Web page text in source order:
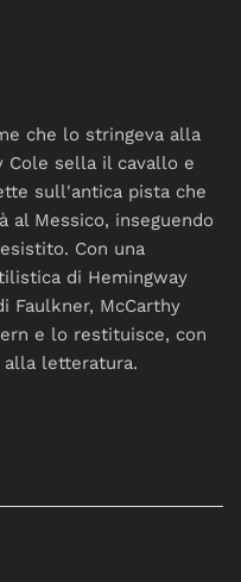
che lo stringeva alla
Cole sella il cavallo e
sull'antica pista che
al Messico, inseguendo
Con una
di Hemingway
Faulkner, McCarthy
e lo restituisce, con
letteratura.